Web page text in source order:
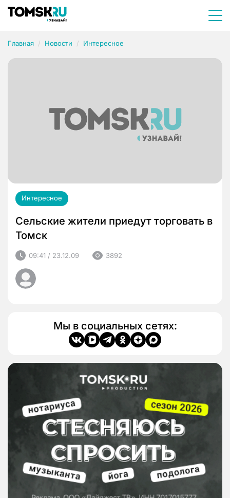
Главная Новости Интересное
Интересное
Сельские жители приедут торговать в
Томск
09:41 / 23.12.09 3892
Мы в социальных сетях: